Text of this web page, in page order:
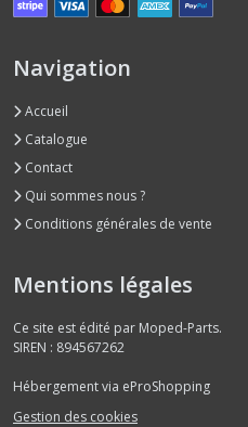
Navigation
Accueil
Catalogue
Contact
Qui sommes nous ?
Conditions générales de vente
Mentions légales
Ce site est édité par Moped-Parts.
SIREN : 894567262
Hébergement via eProShopping
Gestion des cookies